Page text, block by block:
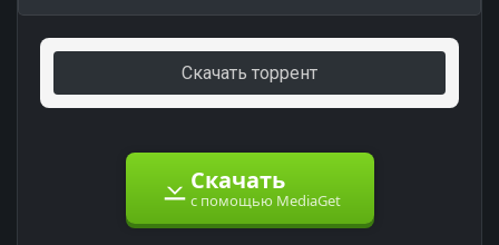
Скачать торрент
Скачать
с помощью MediaGet